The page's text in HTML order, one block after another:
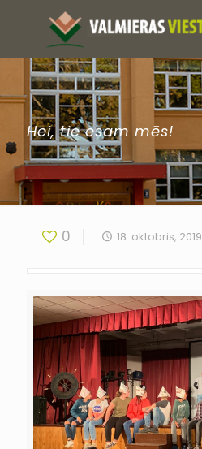
Hei, tie esam mēs!
0 18. oktobris, 2019